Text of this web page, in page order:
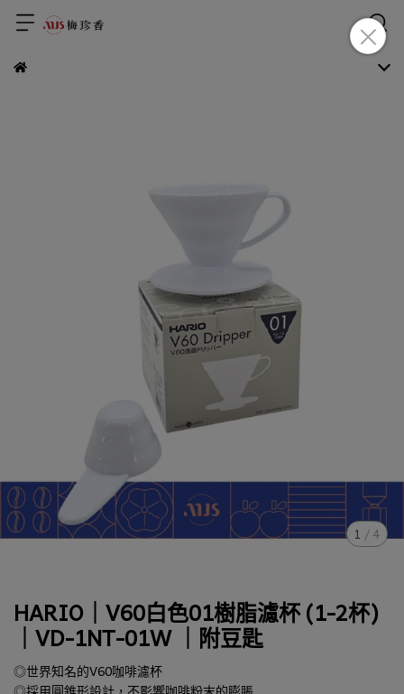
1 /4
HARIO｜V60白色01樹脂濾杯 (1-2杯)
｜VD-1NT-01W ｜附豆匙
◎世界知名的V60咖啡濾杯